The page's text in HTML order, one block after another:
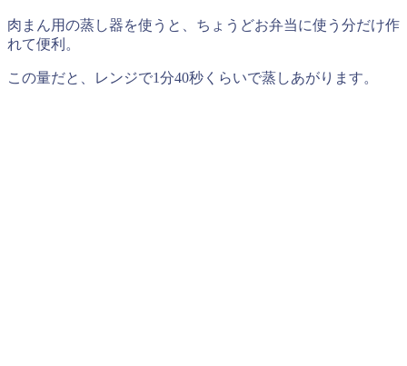
肉まん用の蒸し器を使うと、ちょうどお弁当に使う分だけ作
れて便利。
この量だと、レンジで1分40秒くらいで蒸しあがります。